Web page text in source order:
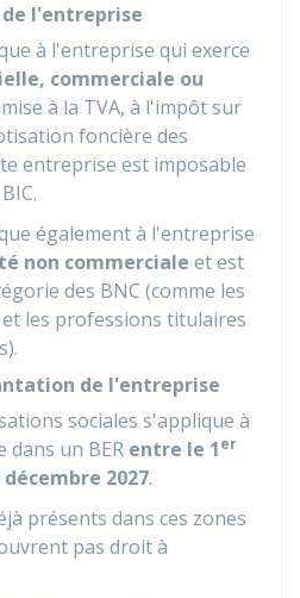
l'entreprise
à l'entreprise qui exerce
commerciale ou
à la TVA, à l'impôt sur
foncière des
entreprise est imposable
BIC.
également à l'entreprise
non commerciale et est
des BNC (comme les
les professions titulaires
de l'entreprise
sociales s'applique à
un BER entre le 1er
2027.
présents dans ces zones
pas droit à